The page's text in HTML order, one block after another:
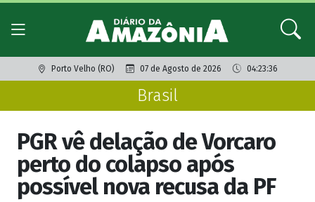
Porto Velho (RO) 07 de Agosto de 2026 04:23:36
Brasil
PGR vê delação de Vorcaro
perto do colapso após
possível nova recusa da PF